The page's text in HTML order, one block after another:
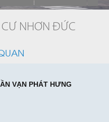
NHƠN ĐỨC
VẠN PHÁT HƯNG